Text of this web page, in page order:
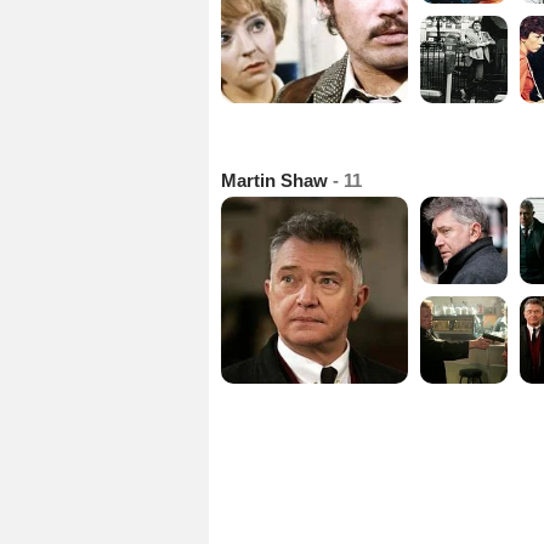
Martin Shaw - 11